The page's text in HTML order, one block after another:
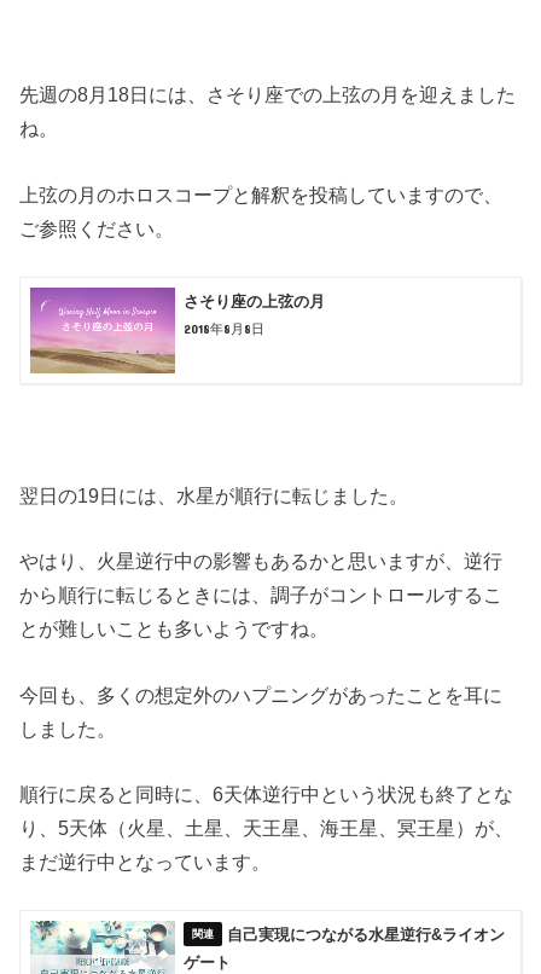
先週の8月18日には、さそり座での上弦の月を迎えました
ね。
上弦の月のホロスコープと解釈を投稿していますので、
ご参照ください。
さそり座の上弦の月
2018年8月8日
翌日の19日には、水星が順行に転じました。
やはり、火星逆行中の影響もあるかと思いますが、逆行
から順行に転じるときには、調子がコントロールするこ
とが難しいことも多いようですね。
今回も、多くの想定外のハプニングがあったことを耳に
しました。
順行に戻ると同時に、6天体逆行中という状況も終了とな
り、5天体（火星、土星、天王星、海王星、冥王星）が、
まだ逆行中となっています。
自己実現につながる水星逆行&ライオン
ゲート